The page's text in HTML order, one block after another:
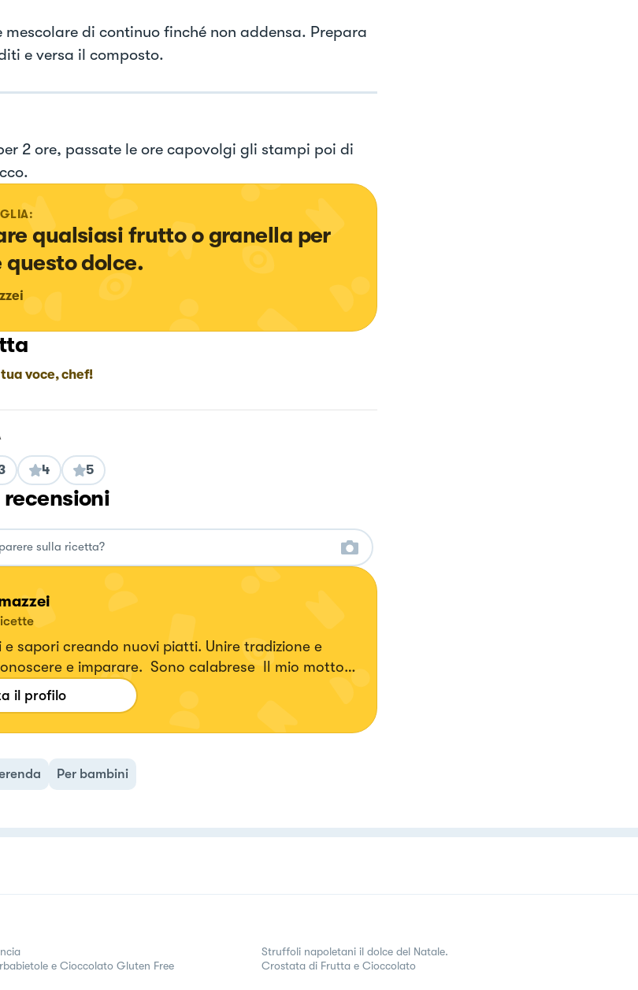
mescolare di continuo finché non addensa. Prepara
e versa il composto.
2 ore, passate le ore capovolgi gli stampi poi di
qualsiasi frutto o granella per
questo dolce.
voce, chef!
4 5
recensioni
e sapori creando nuovi piatti. Unire tradizione e
e imparare. Sono calabrese Il mio motto
💪il profilo
Per bambini
e Cioccolato Gluten Free
Struffoli napoletani il dolce del Natale.
Crostata di Frutta e Cioccolato